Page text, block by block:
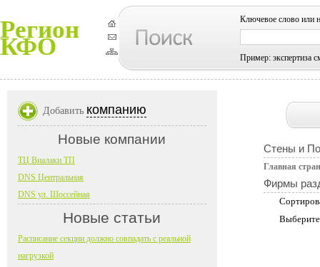
Регион
КФО
Ключевое слово или
Пример: экспертиза
Стены и
Главная
Фирмы
Добавить компанию
Новые компании
ТЦ Виалаки ТП
DNS Центральная
DNS ул. Шоссейная
Новые статьи
Расписание секции должно совпадать с реальной
нагрузкой